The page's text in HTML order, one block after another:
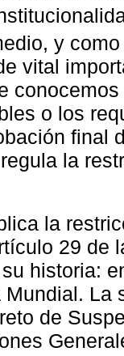
y
vital
o los
final
la
la
29 de
historia:
Mundial. La
de